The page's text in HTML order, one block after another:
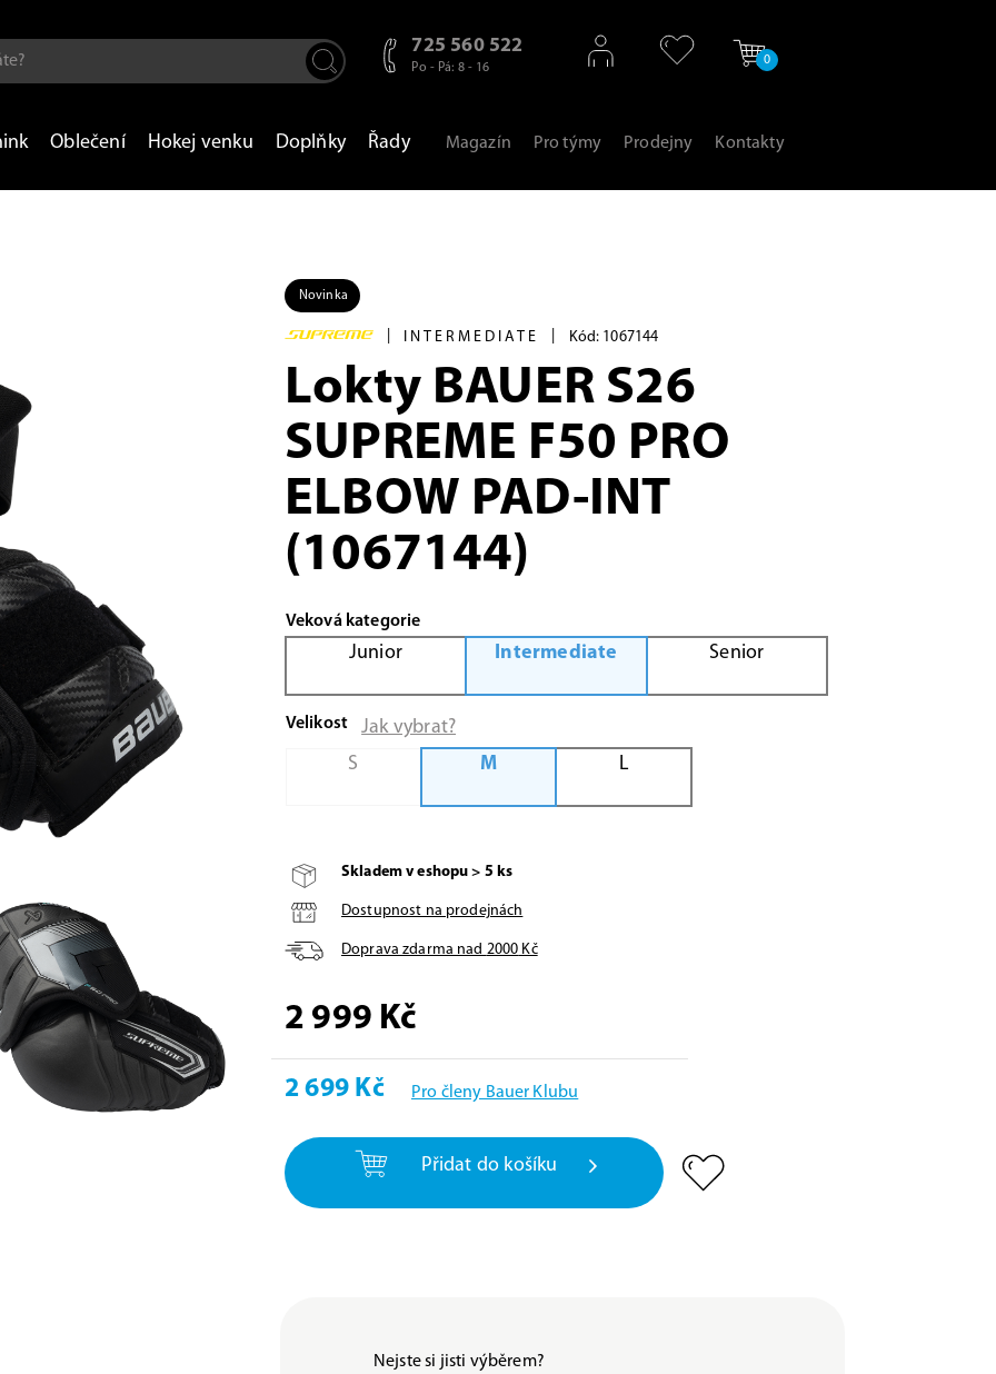
725 560 522
Po - Pá: 8 - 16
0
Oblečení Hokej venku Doplňky Řady Magazín Pro týmy Prodejny Kontakty
Novinka
INTERMEDIATE Kód: 1067144
Lokty BAUER S26
SUPREME F50 PRO
ELBOW PAD-INT
(1067144)
Veková kategorie
Junior Intermediate Senior
Velikost
Jak vybrat?
S
M L
Skladem v eshopu > 5 ks
Dostupnost na prodejnách
Doprava zdarma nad 2000 Kč
2 999 Kč
2 699 Kč Pro členy Bauer Klubu
Přidat do košíku
Nejste si jisti výběrem?